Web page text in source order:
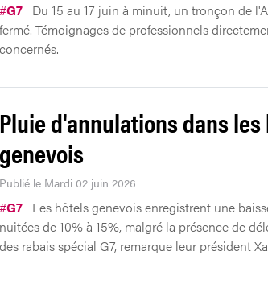
#G7 Du 15 au 17 juin à minuit, un tronçon de
fermé. Témoignages de professionnels
concernés.
Pluie d'annulations dans
genevois
Publié le Mardi 02 juin 2026
#G7 Les hôtels genevois enregistrent une
nuitées de 10% à 15%, malgré la présence de
des rabais spécial G7, remarque leur président